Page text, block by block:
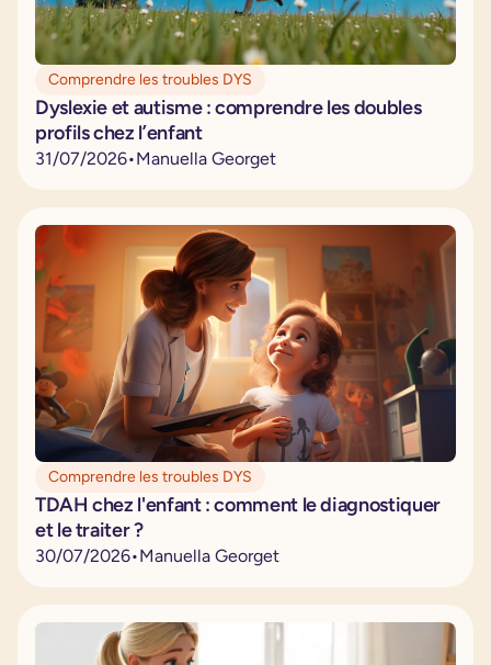
Comprendre les troubles DYS
Dyslexie et autisme : comprendre les doubles
profils chez l’enfant
31/07/2026•Manuella Georget
Comprendre les troubles DYS
TDAH chez l'enfant : comment le diagnostiquer
et le traiter ?
30/07/2026•Manuella Georget